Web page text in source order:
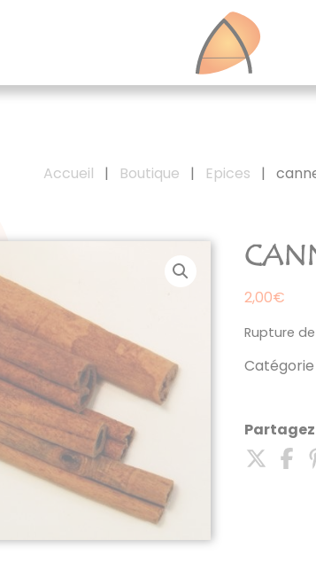
Accueil | Boutique | Epices |
2,00€
Rupture
Catégorie